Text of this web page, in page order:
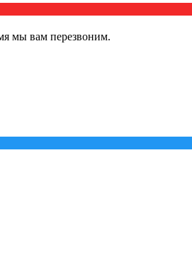
мы вам перезвоним.